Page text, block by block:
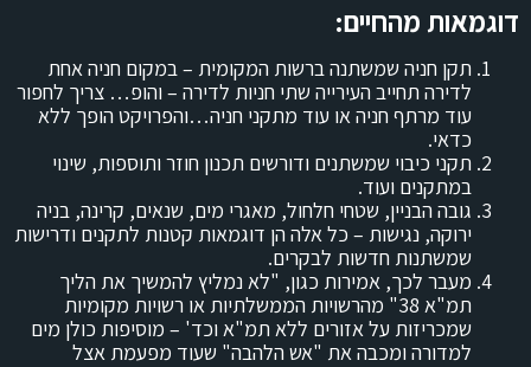
דוגמאות מהחיים:
תקן חניה שמשתנה ברשות המקומית – במקום חניה אחת
לדירה תחייב העירייה שתי חניות לדירה – והופ… צריך לחפור
עוד מרתף חניה או עוד מתקני חניה…והפרויקט הופך ללא
כדאי.
תקני כיבוי שמשתנים ודורשים תכנון חוזר ותוספות, שינוי
במתקנים ועוד.
גובה הבניין, שטחי חלחול, מאגרי מים, שנאים, קרינה, בניה
ירוקה, נגישות – כל אלה הן דוגמאות קטנות לתקנים ודרישות
שמשתנות חדשות לבקרים.
מעבר לכך, אמירות כגון, "לא נמליץ להמשיך את הליך
תמ"א 38" מהרשויות הממשלתיות או רשויות מקומיות
שמכריזות על אזורים ללא תמ"א וכד' – מוסיפות כולן מים
למדורה ומכבה את "אש הלהבה" שעוד מפעמת אצל